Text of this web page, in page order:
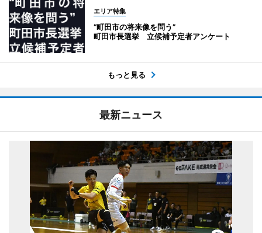
エリア特集
“町田市の将来像を問う”
町田市長選挙 立候補予定者アンケート
もっと見る
最新ニュース